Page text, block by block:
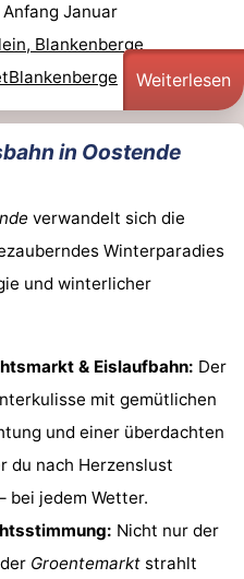
Januar
Blankenberge
Weiterlesen
in Oostende
verwandelt sich die
Winterparadies
und winterlicher
& Eislaufbahn: Der
mit gemütlichen
und einer überdachten
du nach Herzenslust
bei jedem Wetter.
Nicht nur der
Groentemarkt strahlt